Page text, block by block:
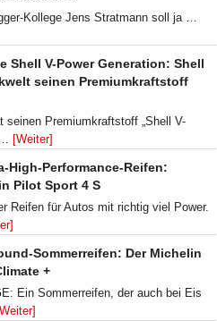
Kollege Jens Stratmann soll ja …
Shell V-Power Generation: Shell
seinen Premiumkraftstoff
seinen Premiumkraftstoff „Shell V-
[Weiter]
High-Performance-Reifen:
Pilot Sport 4 S
Reifen für Autos mit richtig viel Power.
Sommerreifen: Der Michelin
+
Ein Sommerreifen, der auch bei Eis